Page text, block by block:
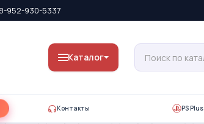
8-952-930-5337
Каталог
Контакты PS Plus